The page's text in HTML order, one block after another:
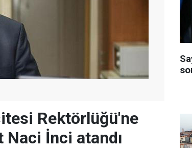
Rektörlüğü'ne
İnci atandı